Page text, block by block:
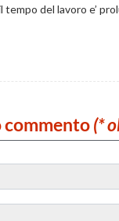
del lavoro e’
commento(*